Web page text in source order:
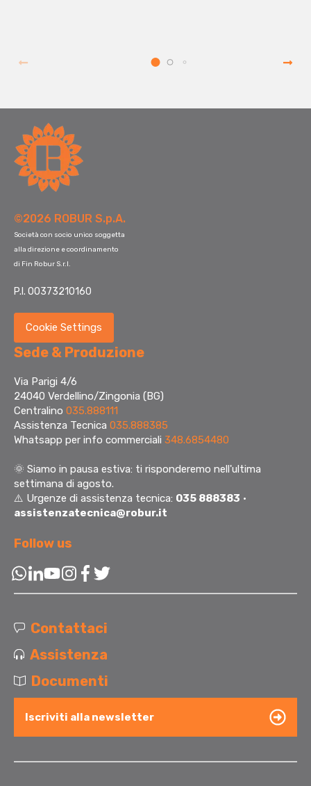
©2026 ROBUR S.p.A.
Società con socio unico soggetta
alla direzione e coordinamento
di Fin Robur S.r.l.
P.I. 00373210160
Cookie Settings
Sede & Produzione
Via Parigi 4/6
24040 Verdellino/Zingonia (BG)
Centralino 035.888111
Assistenza Tecnica 035.888385
Whatsapp per info commerciali 348.6854480
🌞 Siamo in pausa estiva: ti risponderemo nell'ultima
settimana di agosto.
⚠️ Urgenze di assistenza tecnica: 035 888383 ·
assistenzatecnica@robur.it
Follow us
Contattaci
Assistenza
Documenti
Iscriviti alla newsletter